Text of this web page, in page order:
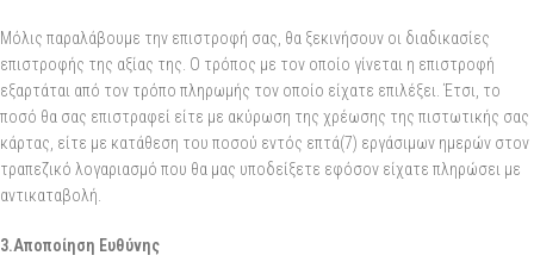
Μόλις παραλάβουμε την επιστροφή σας, θα ξεκινήσουν οι διαδικασίες
επιστροφής της αξίας της. Ο τρόπος με τον οποίο γίνεται η επιστροφή
εξαρτάται από τον τρόπο πληρωμής τον οποίο είχατε επιλέξει. Έτσι, το
ποσό θα σας επιστραφεί είτε με ακύρωση της χρέωσης της πιστωτικής σας
κάρτας, είτε με κατάθεση του ποσού εντός επτά(7) εργάσιμων ημερών στον
τραπεζικό λογαριασμό που θα μας υποδείξετε εφόσον είχατε πληρώσει με
αντικαταβολή.
3.Αποποίηση Ευθύνης